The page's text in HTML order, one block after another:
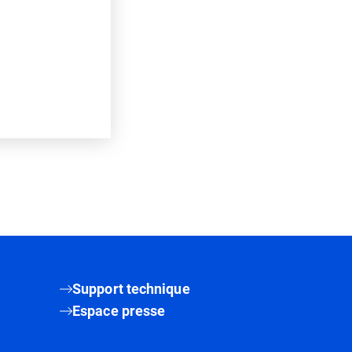
Support technique
Espace presse